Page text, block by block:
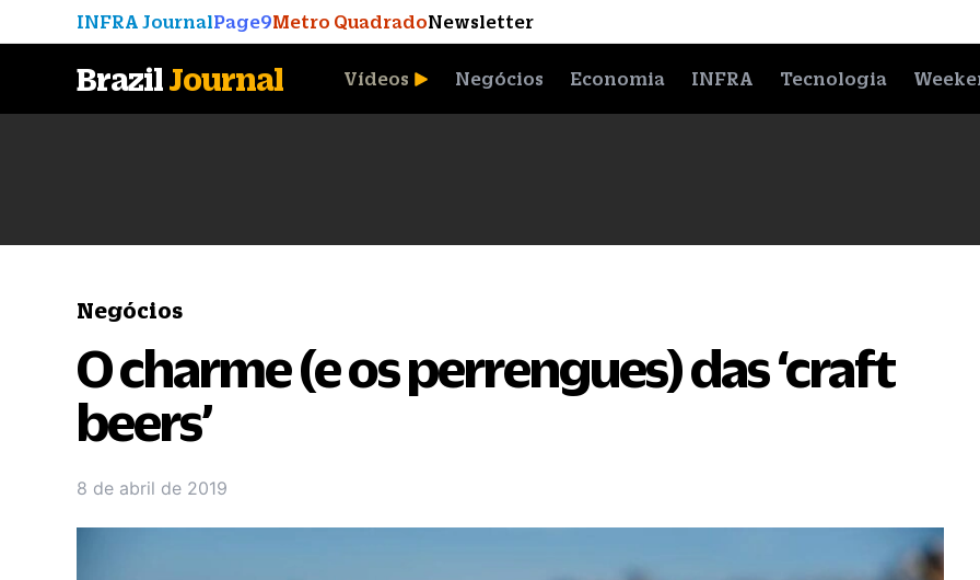
INFRA JournalPage9Metro QuadradoNewsletter
BrazilJournal Vídeos Negócios Economia INFRA Tecnologia
Negócios
O charme (e os perrengues) das ‘craft
beers’
8 de abril de 2019